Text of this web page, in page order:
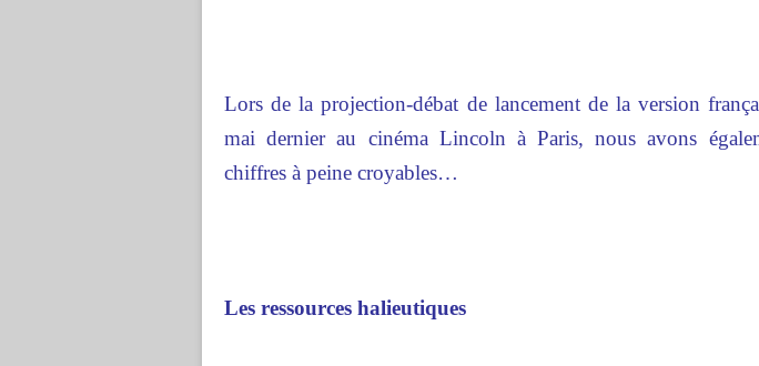
Lors de la projection-débat de lancement de la version
mai dernier au cinéma Lincoln à Paris, nous avons
chiffres à peine croyables…
Les ressources halieutiques